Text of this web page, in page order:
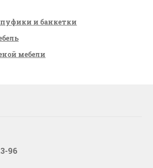
и банкетки
мебели
96